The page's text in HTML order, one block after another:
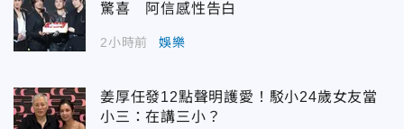
驚喜 阿信感性告白
2小時前 娛樂
姜厚任發12點聲明護愛！駁小24歲女友當
小三：在講三小？